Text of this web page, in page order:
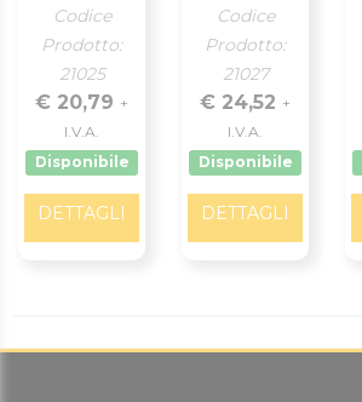
Codice
Prodotto:
21025
€ 20,79 +
I.V.A.
Disponibile
DETTAGLI
Codice
Prodotto:
21027
€ 24,52 +
I.V.A.
Disponibile
DETTAGLI